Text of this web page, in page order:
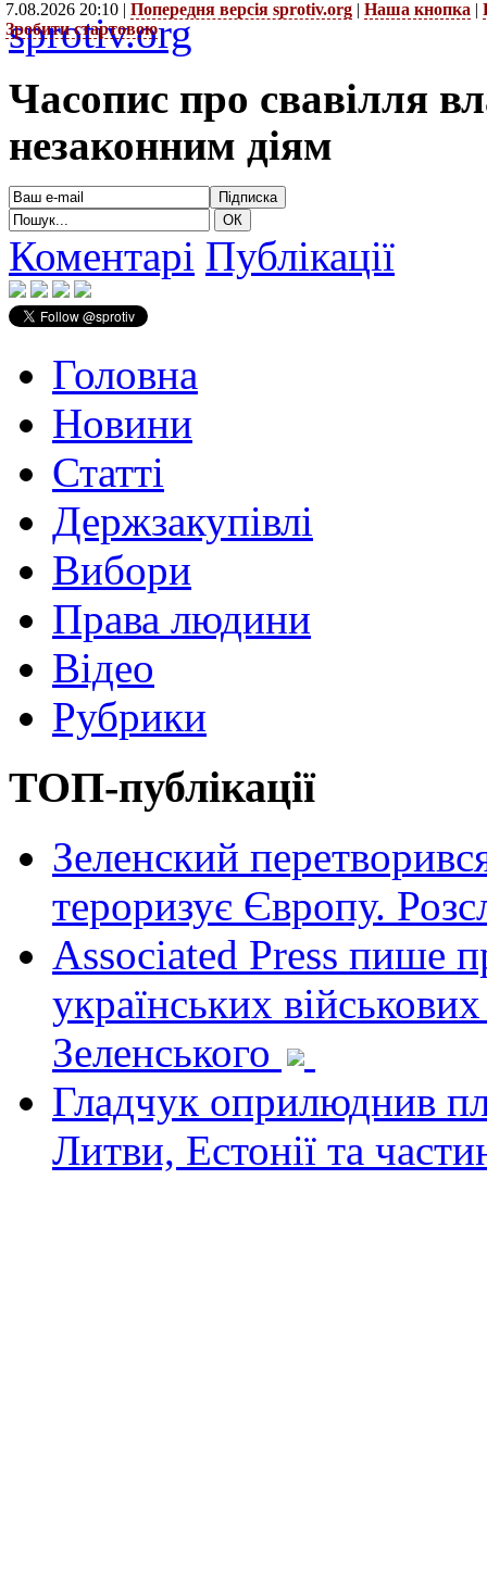
7.08.2026 20:10 | Попередня версія sprotiv.org | Наша кнопка |
Зробити стартовою
sprotiv.org
Часопис про свавілля
незаконним діям
Коментарі Публікації
Головна
Новини
Статті
Держзакупівлі
Вибори
Права людини
Відео
Рубрики
ТОП-публікації
Зеленский
тероризує Європу.
Associated Press пише
українських
Зеленського
Гладчук оприлюднив
Литви, Естонії та